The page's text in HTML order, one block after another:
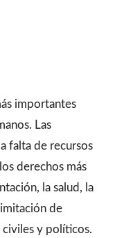
importantes
Las
falta de recursos
derechos más
la salud, la
de
y políticos.